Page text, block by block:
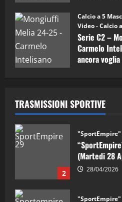
Calcio a 5
Video - Calcio
Serie C2 –
Carmelo
ancora
TRASMISSIONI SPORTIVE
(Martedi 05
08/05/2026
2 28/04/2026
3
(Martedi 21
21/04/2026